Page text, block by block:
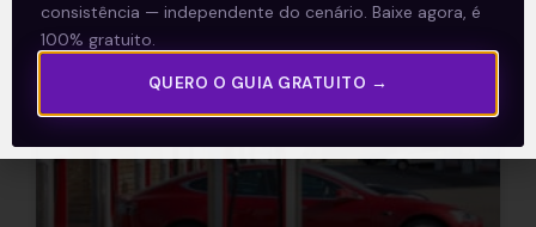
E EU COM ISSO
consistência — independente do cenário. Baixe agora, é
100% gratuito.
QUERO O GUIA GRATUITO →